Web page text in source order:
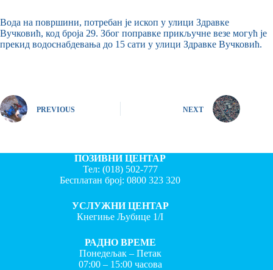
Вода на површини, потребан је ископ у улици Здравке
Вучковић, код броја 29. Због поправке прикључне везе могућ је
прекид водоснабдевања до 15 сати у улици Здравке Вучковић.
PREVIOUS NEXT
ПОЗИВНИ ЦЕНТАР
Тел: (018) 502-777
Бесплатан број:0800 323 320
УСЛУЖНИ ЦЕНТАР
Кнегиње Љубице 1/I
РАДНО ВРЕМЕ
Понедељак – Петак
07:00 – 15:00 часова